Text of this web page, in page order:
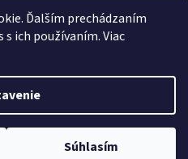
Ďalším prechádzaním
ich používaním. Viac
Súhlasím
Shoptet
. Všetky práva vyhradené.